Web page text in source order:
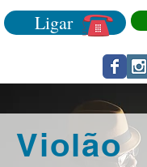
Ligar
Violão